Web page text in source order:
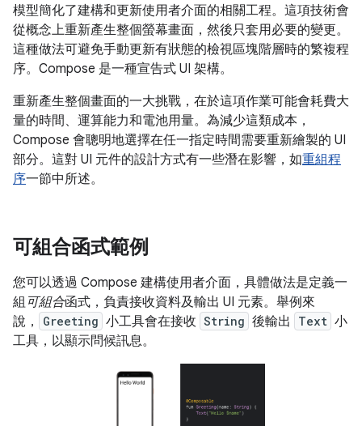
模型簡化了建構和更新使用者介面的相關工程。這項技術會
從概念上重新產生整個螢幕畫面，然後只套用必要的變更。
這種做法可避免手動更新有狀態的檢視區塊階層時的繁複程
序。Compose 是一種宣告式 UI 架構。
重新產生整個畫面的一大挑戰，在於這項作業可能會耗費大
量的時間、運算能力和電池用量。為減少這類成本，
Compose 會聰明地選擇在任一指定時間需要重新繪製的 UI
部分。這對 UI 元件的設計方式有一些潛在影響，如重組程
序一節中所述。
可組合函式範例
您可以透過 Compose 建構使用者介面，具體做法是定義一
組可組合函式，負責接收資料及輸出 UI 元素。舉例來
說，
Greeting 小工具會在接收 String 後輸出 Text 小
工具，以顯示問候訊息。